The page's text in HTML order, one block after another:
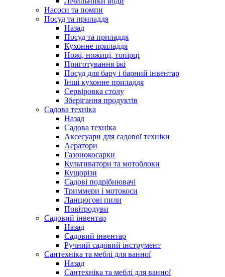
Насоси та помпи
Посуд та приладдя
Назад
Посуд та приладдя
Кухонне приладдя
Ножі, ножиці, топірці
Приготування їжі
Посуд для бару і барний інвентар
Інші кухонне приладдя
Сервіровка столу
Зберігання продуктів
Садова техніка
Назад
Садова техніка
Аксесуари для садової техніки
Аератори
Газонокосарки
Культиватори та мотоблоки
Кущорізи
Садові подрібнювачі
Триммери і мотокоси
Ланцюгові пили
Повітродуви
Садовий інвентар
Назад
Садовий інвентар
Ручний садовий інструмент
Сантехніка та меблі для ванної
Назад
Сантехніка та меблі для ванної